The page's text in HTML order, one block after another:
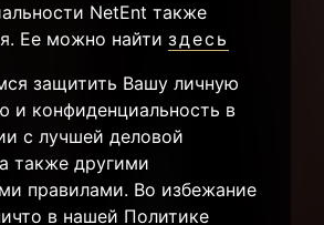
NetEnt также
Ее можно найти здесь
защитить Вашу личную
и конфиденциальность в
с лучшей деловой
также другими
правилами. Во избежание
в нашей Политике